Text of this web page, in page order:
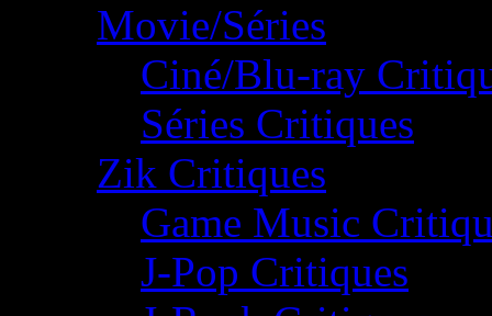
Movie/Séries
Ciné/Blu-ray
Séries Critiques
Zik Critiques
Game Music
J-Pop Critiques